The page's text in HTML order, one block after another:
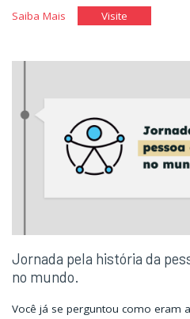
Saiba Mais"HistóriaVisite"História
Jornada pela história da
no mundo.
Você já se perguntou como eram